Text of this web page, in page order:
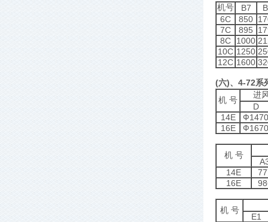
机号 B7
6C
850
7C
895
8C
1000
10C 1250
12C 1600
(六)、4-72系
机 号
进
D
14E
Ф1470
16E
Ф1670
机 号
14E
16E
机 号
E1